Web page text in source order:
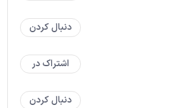
دنبال کردن
اشتراک در
دنبال کردن